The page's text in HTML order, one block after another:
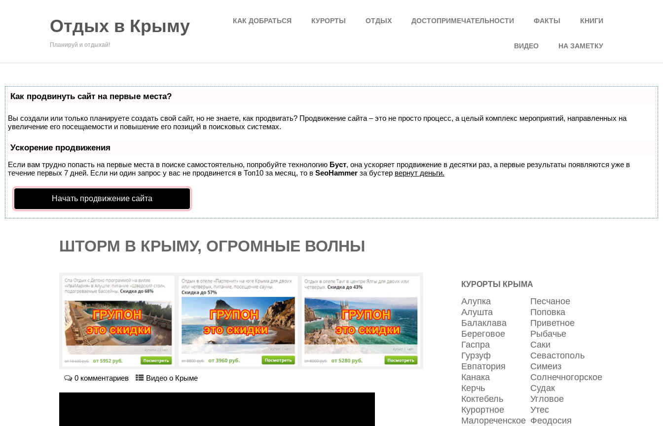
Отдых в Крыму
Планируй и отдыхай!
КАК ДОБРАТЬСЯ КУРОРТЫ ОТДЫХ ДОСТОПРИМЕЧАТЕЛЬНОСТИ ФАКТЫ КНИГИ
ВИДЕО НА ЗАМЕТКУ
Как продвинуть сайт на первые места?
Вы создали или только планируете создать свой сайт, но не знаете, как продвигать? Продвижение сайта – это не просто процесс, а целый комплекс мероприятий, направленных на
увеличение его посещаемости и повышение его позиций в поисковых системах.
Ускорение продвижения
Если вам трудно попасть на первые места в поиске самостоятельно, попробуйте технологию Буст, она ускоряет продвижение в десятки раз, а первые результаты появляются уже в
течение первых 7 дней. Если ни один запрос у вас не продвинется в Топ10 за месяц, то в SeoHammer за бустер вернут деньги.
Начать продвижение сайта
ШТОРМ В КРЫМУ, ОГРОМНЫЕ ВОЛНЫ
0 комментариев Видео о Крыме
КУРОРТЫ КРЫМА
Алупка
Алушта
Балаклава
Береговое
Гаспра
Гурзуф
Евпатория
Канака
Керчь
Коктебель
Курортное
Малореченское
Песчаное
Поповка
Приветное
Рыбачье
Саки
Севастополь
Симеиз
Солнечногорское
Судак
Угловое
Утес
Феодосия